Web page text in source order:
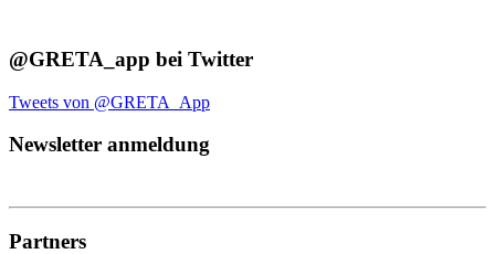
@GRETA_app bei Twitter
Tweets von @GRETA_App
Newsletter anmeldung
Partners